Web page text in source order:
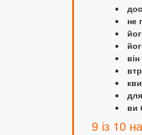
не
ви
9 із 10